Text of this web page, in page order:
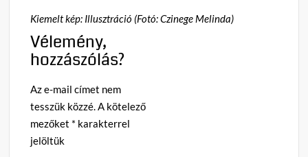
Kiemelt kép: Illusztráció (Fotó: Czinege Melinda)
Vélemény,
hozzászólás?
Az e-mail címet nem
tesszük közzé.A kötelező
mezőket * karakterrel
jelöltük